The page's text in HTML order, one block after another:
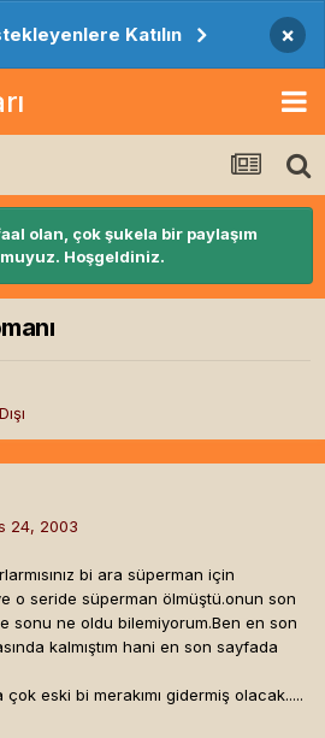
Katılın ×
olan, çok şukela bir paylaşım
Hoşgeldiniz.
24, 2003
bi ara süperman için
o seride süperman ölmüştü.onun son
sonu ne oldu bilemiyorum.Ben en son
kalmıştım hani en son sayfada
eski bi merakımı gidermiş olacak.....